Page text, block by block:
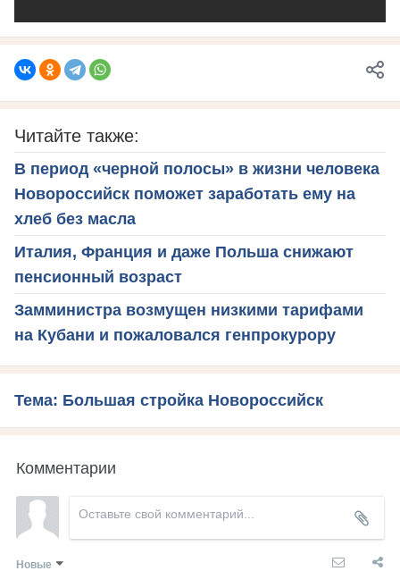
Читайте также:
В период «черной полосы» в жизни человека
Новороссийск поможет заработать ему на
хлеб без масла
Италия, Франция и даже Польша снижают
пенсионный возраст
Замминистра возмущен низкими тарифами
на Кубани и пожаловался генпрокурору
Тема: Большая стройка Новороссийск
Комментарии
Новые